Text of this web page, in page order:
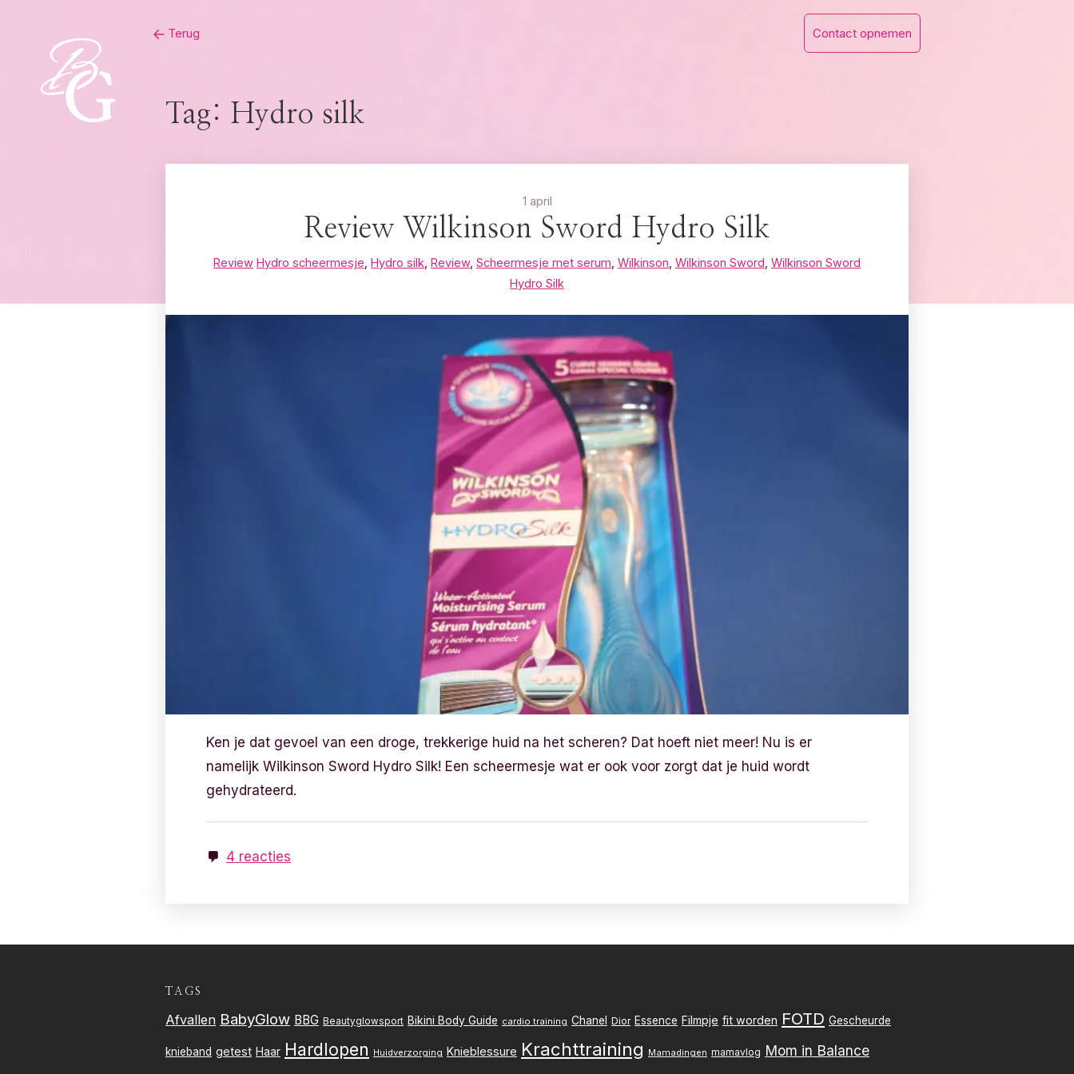
Terug Contact opnemen
Tag: Hydro silk
1 april
Review Wilkinson Sword Hydro Silk
Review Hydro scheermesje Hydro silk Review, Scheermesje met serum Wilkinson Wilkinson Sword Wilkinson Sword
Hydro Silk
Ken je dat gevoel van een droge, trekkerige huid na het scheren? Dat hoeft niet meer! Nu is er
namelijk Wilkinson Sword Hydro Silk! Een scheermesje wat er ook voor zorgt dat je huid wordt
gehydrateerd.
4 reacties
TAGS
Afvallen BabyGlow BBG Beautyglowsport Bikini Body Guide cardio training Chanel Dior Essence Filmpje fit worden FOTD Gescheurde
knieband getest Haar Hardlopen Huidverzorging Knieblessure Krachttraining Mamadingen mamavlog Mom in Balance